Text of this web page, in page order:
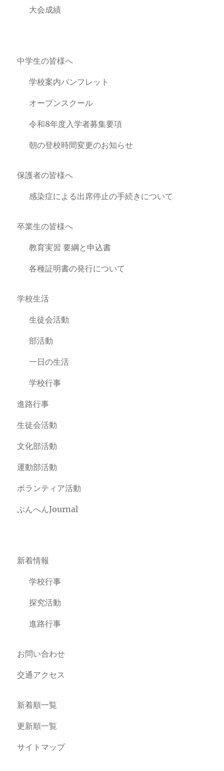
大会成績
中学生の皆様へ
学校案内パンフレット
オープンスクール
令和8年度入学者募集要項
朝の登校時間変更のお知らせ
保護者の皆様へ
感染症による出席停止の手続きについて
卒業生の皆様へ
教育実習 要綱と申込書
各種証明書の発行について
学校生活
生徒会活動
部活動
一日の生活
学校行事
進路行事
生徒会活動
文化部活動
運動部活動
ボランティア活動
ぶんへんJournal
新着情報
学校行事
探究活動
進路行事
お問い合わせ
交通アクセス
新着順一覧
更新順一覧
サイトマップ